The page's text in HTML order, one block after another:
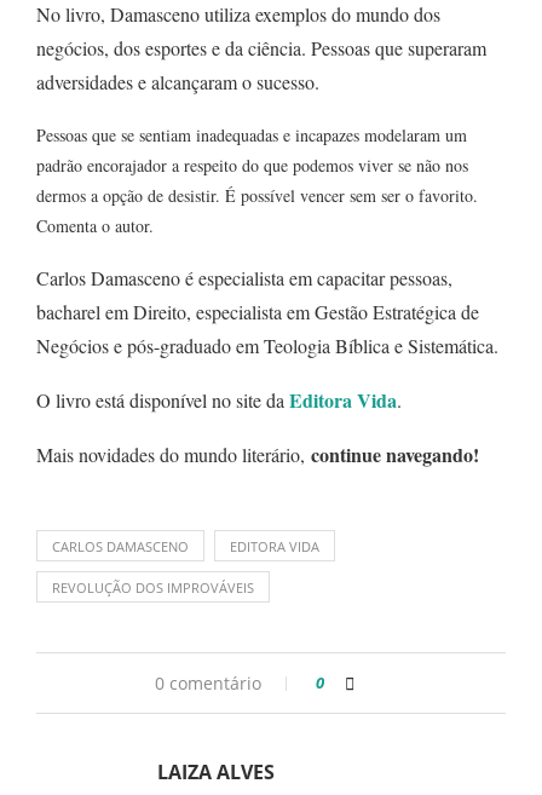
No livro, Damasceno utiliza exemplos do mundo dos
negócios, dos esportes e da ciência. Pessoas que superaram
adversidades e alcançaram o sucesso.
Pessoas que se sentiam inadequadas e incapazes modelaram um
padrão encorajador a respeito do que podemos viver se não nos
dermos a opção de desistir. É possível vencer sem ser o favorito.
Comenta o autor.
Carlos Damasceno é especialista em capacitar pessoas,
bacharel em Direito, especialista em Gestão Estratégica de
Negócios e pós-graduado em Teologia Bíblica e Sistemática.
O livro está disponível no site daEditora Vida.
Mais novidades do mundo literário, continue navegando!
CARLOS DAMASCENO EDITORA VIDA
REVOLUÇÃO DOS IMPROVÁVEIS
0 comentário 0
LAIZA ALVES